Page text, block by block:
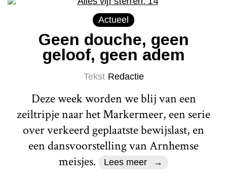
Actueel
Geen douche, geen
geloof, geen adem
Tekst Redactie
Deze week worden we blij van een
zeiltripje naar het Markermeer, een serie
over verkeerd geplaatste bewijslast, en
een dansvoorstelling van Arnhemse
meisjes.
Lees meer